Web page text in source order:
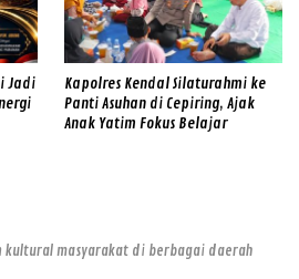
Jadi
Kapolres Kendal Silaturahmi ke
Panti Asuhan di Cepiring, Ajak
Anak Yatim Fokus Belajar
kultural masyarakat di berbagai daerah